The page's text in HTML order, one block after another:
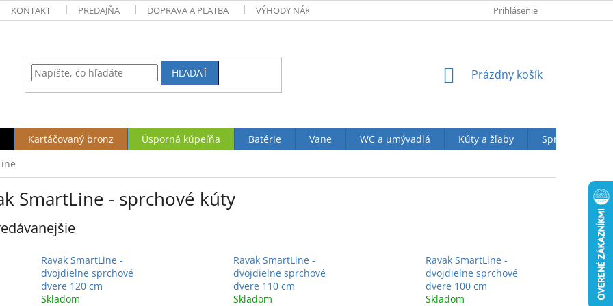
KONTAKT PREDAJŇA DOPRAVA A PLATBA VÝHODY NÁKUPU U NÁS OBCHODNÉ PODMIENKY (VOP)Prihlásenie
HĽADAŤ
NÁKUPNÝ
Prázdny košík
Kartáčovaný bronz Úsporná kúpeľňa Batérie Vane WC a umývadlá Kúty a žľaby
Sprchové sety
SmartLine - sprchové kúty
Ravak SmartLine -
dvojdielne sprchové
dvere 120 cm
Skladom
Ravak SmartLine -
dvojdielne sprchové
dvere 110 cm
Skladom
Ravak SmartLine -
dvojdielne sprchové
dvere 100 cm
Skladom